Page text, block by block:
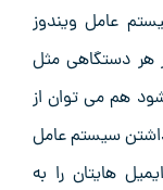
عامل ویندوز
هر دستگاهی مثل
هم می توان از
داشتن سیستم عامل
هایتان را به